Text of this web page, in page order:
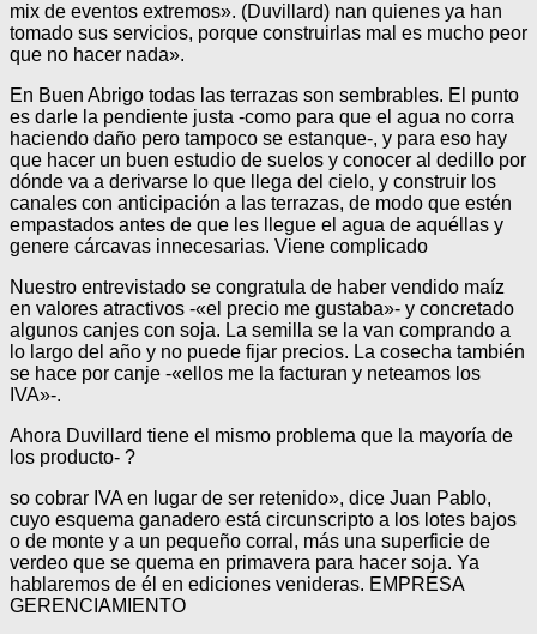
mix de eventos extremos». (Duvillard) nan quienes ya han
tomado sus servicios, porque construirlas mal es mucho peor
que no hacer nada».
En Buen Abrigo todas las terrazas son sembrables. El punto
es darle la pendiente justa -como para que el agua no corra
haciendo daño pero tampoco se estanque-, y para eso hay
que hacer un buen estudio de suelos y conocer al dedillo por
dónde va a derivarse lo que llega del cielo, y construir los
canales con anticipación a las terrazas, de modo que estén
empastados antes de que les llegue el agua de aquéllas y
genere cárcavas innecesarias. Viene complicado
Nuestro entrevistado se congratula de haber vendido maíz
en valores atractivos -«el precio me gustaba»- y concretado
algunos canjes con soja. La semilla se la van comprando a
lo largo del año y no puede fijar precios. La cosecha también
se hace por canje -«ellos me la facturan y neteamos los
IVA»-.
Ahora Duvillard tiene el mismo problema que la mayoría de
los producto- ?
so cobrar IVA en lugar de ser retenido», dice Juan Pablo,
cuyo esquema ganadero está circunscripto a los lotes bajos
o de monte y a un pequeño corral, más una superficie de
verdeo que se quema en primavera para hacer soja. Ya
hablaremos de él en ediciones venideras. EMPRESA
GERENCIAMIENTO